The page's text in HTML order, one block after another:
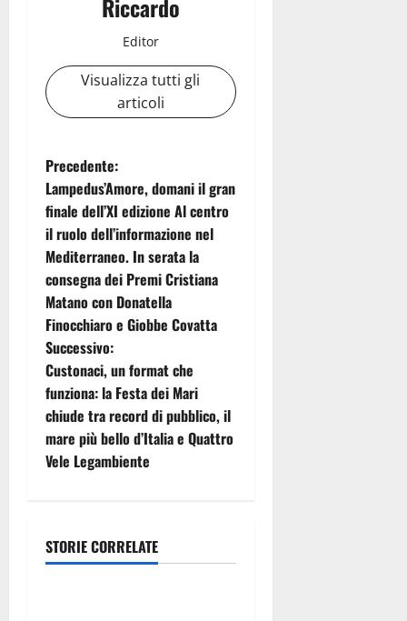
Riccardo
Editor
Visualizza tutti gli
articoli
N
a
v
i
g
a
z
i
o
e
Precedente:
Lampedus’Amore, domani il gran
finale dell’XI edizione Al centro
il ruolo dell’informazione nel
Mediterraneo. In serata la
consegna dei Premi Cristiana
Matano con Donatella
Finocchiaro e Giobbe Covatta
Successivo:
Custonaci, un format che
funziona: la Festa dei Mari
chiude tra record di pubblico, il
mare più bello d’Italia e Quattro
Vele Legambiente
STORIE CORRELATE
Eventi